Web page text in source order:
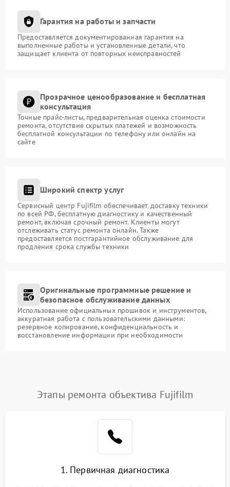
Гарантия на работы и запчасти
Предоставляется документированная гарантия на
выполненные работы и установленные детали, что
защищает клиента от повторных неисправностей
Прозрачное ценообразование и бесплатная
консультация
Точные прайс-листы, предварительная оценка стоимости
ремонта, отсутствие скрытых платежей и возможность
бесплатной консультации по телефону или онлайн на
сайте
Широкий спектр услуг
Сервисный центр Fujifilm обеспечивает доставку техники
по всей РФ, бесплатную диагностику и качественный
ремонт, включая срочный ремонт. Клиенты могут
отслеживать статус ремонта онлайн. Также
предоставляется постгарантийное обслуживание для
продления срока службы техники
Оригинальные программные решение и
безопасное обслуживание данных
Использование официальных прошивок и инструментов,
аккуратная работа с пользовательскими данными:
резервное копирование, конфиденциальность и
восстановление информации при необходимости
Этапы ремонта объектива Fujifilm
1. Первичная диагностика